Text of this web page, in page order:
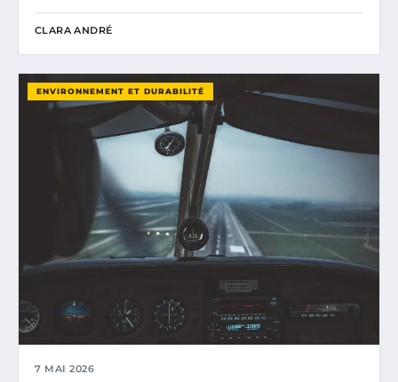
CLARA ANDRÉ
ENVIRONNEMENT ET DURABILITÉ
7 MAI 2026